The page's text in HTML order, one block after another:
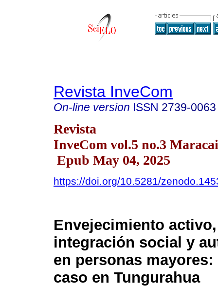
Revista InveCom
On-line version ISSN 2739-0063
Revista
InveCom vol.5 no.3
Epub May 04, 2025
https://doi.org/10.5281/
Envejecimiento activo,
integración social y
en personas
caso en Tungurahua